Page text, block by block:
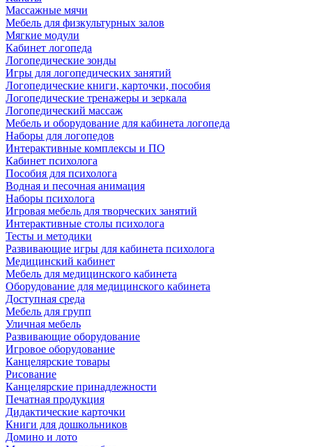
Массажные мячи
Мебель для физкультурных залов
Мягкие модули
Кабинет логопеда
Логопедические зонды
Игры для логопедических занятий
Логопедические книги, карточки, пособия
Логопедические тренажеры и зеркала
Логопедический массаж
Мебель и оборудование для кабинета логопеда
Наборы для логопедов
Интерактивные комплексы и ПО
Кабинет психолога
Пособия для психолога
Водная и песочная анимация
Наборы психолога
Игровая мебель для творческих занятий
Интерактивные столы психолога
Тесты и методики
Развивающие игры для кабинета психолога
Медицинский кабинет
Мебель для медицинского кабинета
Оборудование для медицинского кабинета
Доступная среда
Мебель для групп
Уличная мебель
Развивающие оборудование
Игровое оборудование
Канцелярские товары
Рисование
Канцелярские принадлежности
Печатная продукция
Дидактические карточки
Книги для дошкольников
Домино и лото